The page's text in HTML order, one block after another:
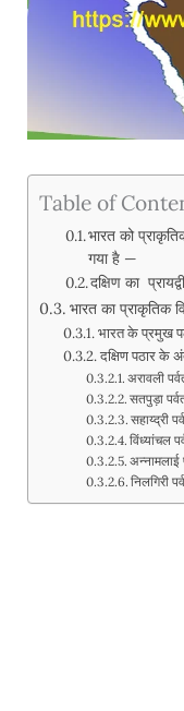
Table of
भारत को
गया है —
दक्षिण का
भारत का प्राकृतिक
भारत के प्रमुख
दक्षिण पठार के
अरावली
सतपुड़ा
सहाय्द्री
विंध्यांचल
अन्नामलाई
निलगिरी